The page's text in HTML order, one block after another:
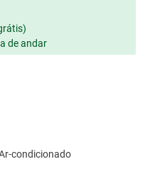
de andar
condicionado